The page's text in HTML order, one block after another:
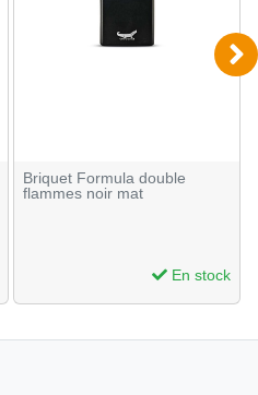
Briquet Formula double
flammes noir mat
En stock